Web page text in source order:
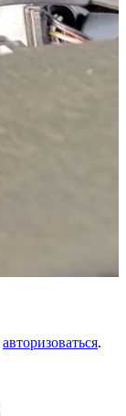
авторизоваться.